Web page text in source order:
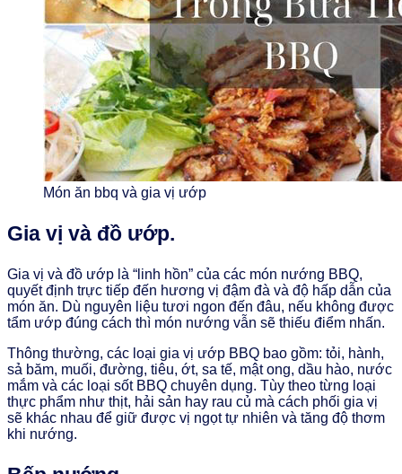
Món ăn bbq và gia vị ướp
Gia vị và đồ ướp.
Gia vị và đồ ướp là “linh hồn” của các món nướng BBQ,
quyết định trực tiếp đến hương vị đậm đà và độ hấp dẫn của
món ăn. Dù nguyên liệu tươi ngon đến đâu, nếu không được
tẩm ướp đúng cách thì món nướng vẫn sẽ thiếu điểm nhấn.
Thông thường, các loại gia vị ướp BBQ bao gồm: tỏi, hành,
sả băm, muối, đường, tiêu, ớt, sa tế, mật ong, dầu hào, nước
mắm và các loại sốt BBQ chuyên dụng. Tùy theo từng loại
thực phẩm như thịt, hải sản hay rau củ mà cách phối gia vị
sẽ khác nhau để giữ được vị ngọt tự nhiên và tăng độ thơm
khi nướng.